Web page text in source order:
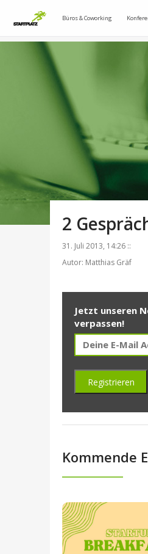
Büros & Coworking
2
31. Juli 2013, 14:26 ::
Autor: Matthias Gräf
Jetzt unseren
verpassen!
Kommende